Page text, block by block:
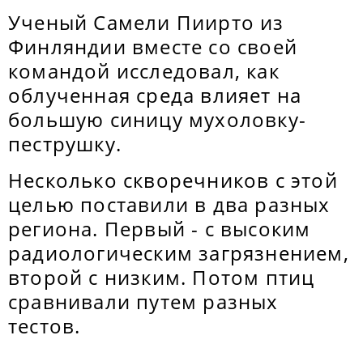
Ученый Самели Пиирто из
Финляндии вместе со своей
командой исследовал, как
облученная среда влияет на
большую синицу мухоловку-
пеструшку.
Несколько скворечников с этой
целью поставили в два разных
региона. Первый - с высоким
радиологическим загрязнением,
второй с низким. Потом птиц
сравнивали путем разных
тестов.